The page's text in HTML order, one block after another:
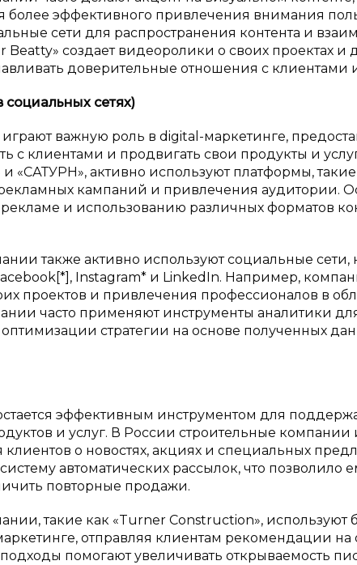
более эффективного привлечения внимания
сети для распространения контента и
создает видеоролики о своих проектах и
доверительные отношения с клиентами
социальных сетях)
важную роль в digital-маркетинге,
с клиентами и продвигать свои продукты и
«САТУРН», активно используют платформы,
кампаний и привлечения аудитории.
и использованию различных форматов
также активно используют социальные сети,
Instagram* и LinkedIn. Например,
проектов и привлечения профессионалов в
часто применяют инструменты аналитики
стратегии на основе полученных
эффективным инструментом для
и услуг. В России строительные компании
о новостях, акциях и специальных
автоматических рассылок, что
повторные продажи.
такие как «Turner Construction», используют
отправляя клиентам рекомендации
помогают увеличивать открываемость